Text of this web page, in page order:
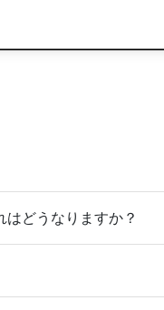
どうなりますか？